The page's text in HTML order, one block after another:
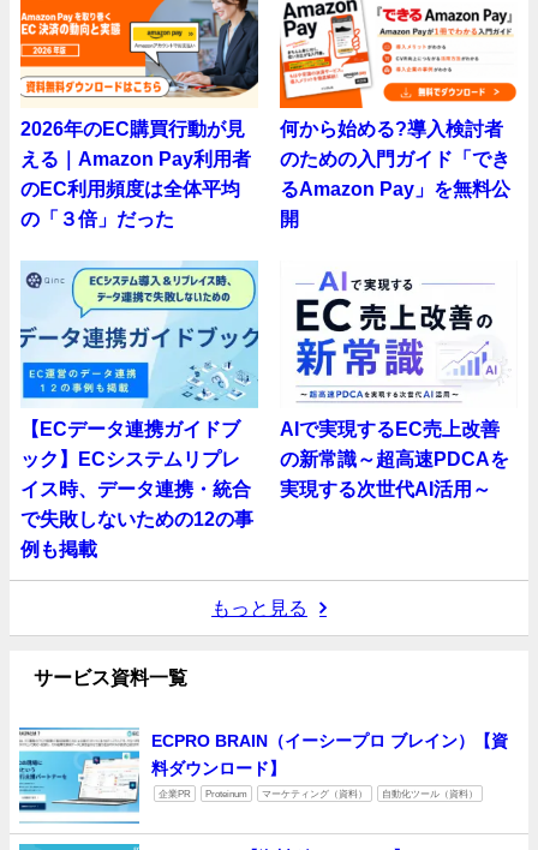
2026年のEC購買行動が見
える｜Amazon Pay利用者
のEC利用頻度は全体平均
の「３倍」だった
何から始める?導入検討者
のための入門ガイド「でき
るAmazon Pay」を無料公
開
【ECデータ連携ガイドブ
ック】ECシステムリプレ
イス時、データ連携・統合
で失敗しないための12の事
例も掲載
AIで実現するEC売上改善
の新常識～超高速PDCAを
実現する次世代AI活用～
もっと見る
サービス資料一覧
ECPRO BRAIN（イーシープロ ブレイン）【資
料ダウンロード】
企業PR Proteinum マーケティング（資料） 自動化ツール（資料）